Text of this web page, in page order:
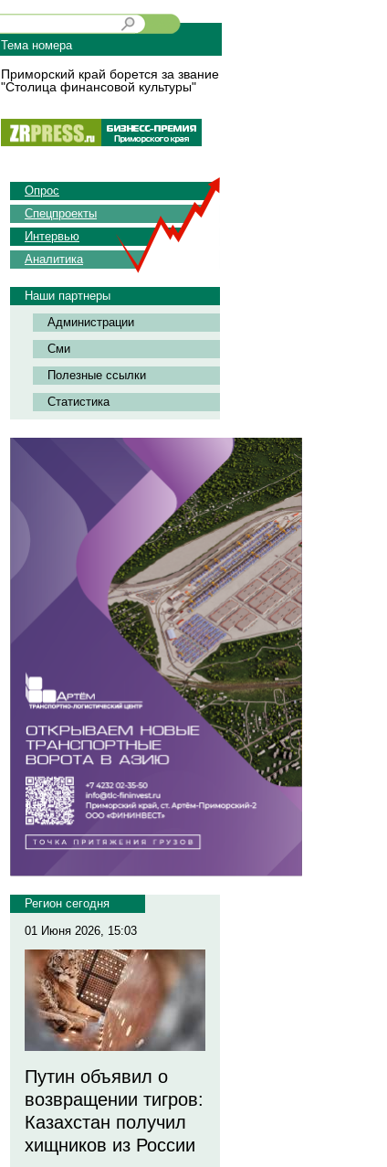
Тема номера
Приморский край борется за звание
"Столица финансовой культуры"
Опрос
Спецпроекты
Интервью
Аналитика
Наши партнеры
Администрации
Сми
Полезные ссылки
Статистика
Регион сегодня
01 Июня 2026, 15:03
Путин объявил о
возвращении тигров:
Казахстан получил
хищников из России